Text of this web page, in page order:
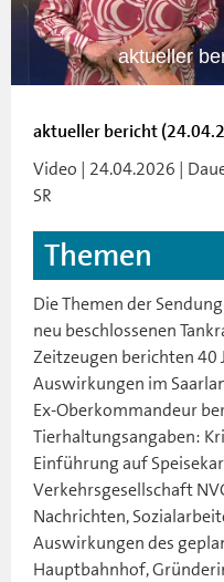
aktueller
aktueller bericht
Video | 24.04.2026 |
SR
Themen
Die Themen der
neu beschlossenen
Zeitzeugen berichten 40
Auswirkungen im
Ex-Oberkommandeur
Tierhaltungsangaben:
Einführung auf
Verkehrsgesellschaft
Nachrichten,
Auswirkungen des
Hauptbahnhof,